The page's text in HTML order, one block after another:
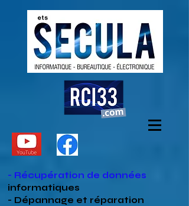
- Récupération de données
informatiques
- Dépannage et réparation